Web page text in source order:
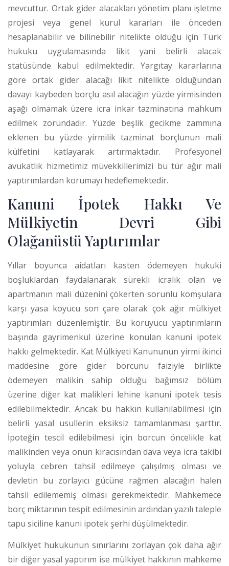
mevcuttur. Ortak gider alacakları yönetim planı işletme
projesi veya genel kurul kararları ile önceden
hesaplanabilir ve bilinebilir nitelikte olduğu için Türk
hukuku uygulamasında likit yani belirli alacak
statüsünde kabul edilmektedir. Yargıtay kararlarına
göre ortak gider alacağı likit nitelikte olduğundan
davayı kaybeden borçlu asıl alacağın yüzde yirmisinden
aşağı olmamak üzere icra inkar tazminatına mahkum
edilmek zorundadır. Yüzde beşlik gecikme zammına
eklenen bu yüzde yirmilik tazminat borçlunun mali
külfetini katlayarak artırmaktadır. Profesyonel
avukatlık hizmetimiz müvekkillerimizi bu tür ağır mali
yaptırımlardan korumayı hedeflemektedir.
Kanuni İpotek Hakkı Ve
Mülkiyetin Devri Gibi
Olağanüstü Yaptırımlar
Yıllar boyunca aidatları kasten ödemeyen hukuki
boşluklardan faydalanarak sürekli icralık olan ve
apartmanın mali düzenini çökerten sorunlu komşulara
karşı yasa koyucu son çare olarak çok ağır mülkiyet
yaptırımları düzenlemiştir. Bu koruyucu yaptırımların
başında gayrimenkul üzerine konulan kanuni ipotek
hakkı gelmektedir. Kat Mülkiyeti Kanununun yirmi ikinci
maddesine göre gider borcunu faiziyle birlikte
ödemeyen malikin sahip olduğu bağımsız bölüm
üzerine diğer kat malikleri lehine kanuni ipotek tesis
edilebilmektedir. Ancak bu hakkın kullanılabilmesi için
belirli yasal usullerin eksiksiz tamamlanması şarttır.
İpoteğin tescil edilebilmesi için borcun öncelikle kat
malikinden veya onun kiracısından dava veya icra takibi
yoluyla cebren tahsil edilmeye çalışılmış olması ve
devletin bu zorlayıcı gücüne rağmen alacağın halen
tahsil edilememiş olması gerekmektedir. Mahkemece
borç miktarının tespit edilmesinin ardından yazılı taleple
tapu siciline kanuni ipotek şerhi düşülmektedir.
Mülkiyet hukukunun sınırlarını zorlayan çok daha ağır
bir diğer yasal yaptırım ise mülkiyet hakkının mahkeme